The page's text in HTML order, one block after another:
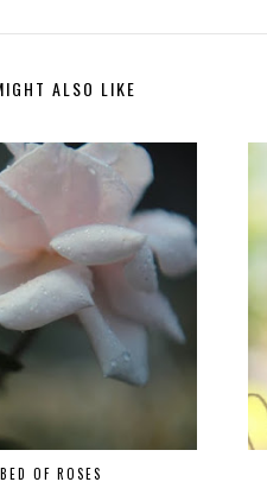
ALSO LIKE
OF ROSES